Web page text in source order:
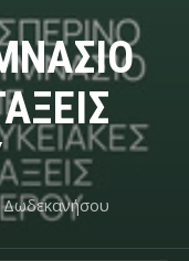
Δωδεκανήσου